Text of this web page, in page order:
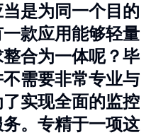
是为同一个目的
款应用能够轻量
合为一体呢？毕
需要非常专业与
实现全面的监控
。专精于一项这